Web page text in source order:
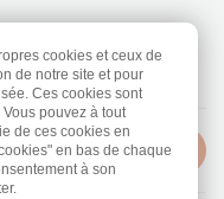
cookies et ceux de
de notre site et pour
Ces cookies sont
pouvez à tout
de ces cookies en
en bas de chaque
à son